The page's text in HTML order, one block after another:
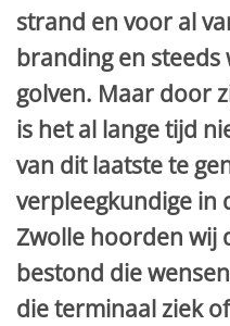
strand en voor al
branding en
golven. Maar door
is het al lange tijd
van dit laatste te
verpleegkundige in
Zwolle hoorden wij
bestond die
die terminaal ziek